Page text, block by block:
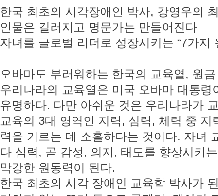
한국 최초의 시각장애인 박사, 강영우의
인물은 길러지고 명문가는 만들어진다
자녀를 글로벌 리더로 성장시키는 “7가지
오바마도 부러워하는 한국의 교육열, 원
우리나라의 교육열은 미국 오바마 대통
유명하다. 다만 아쉬운 것은 우리나라가
교육의 3대 영역인 지력, 심력, 체력 중
력을 기르는 데 소홀하다는 것이다. 자녀
다 심력, 곧 감성, 의지, 태도를 향상시키
막강한 원동력이 된다.
한국 최초의 시각 장애인 교육학 박사가